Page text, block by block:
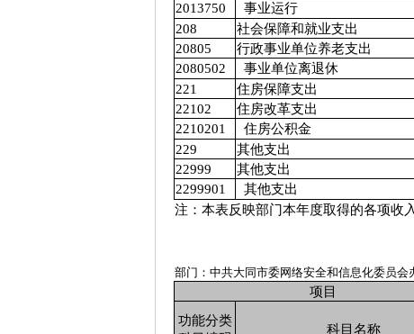
2013750
事业运行
208
社会保障和就业支出
20805
行政事业单位养老支出
2080502
事业单位离退休
221
住房保障支出
22102
住房改革支出
2210201
住房公积金
229
其他支出
22999
其他支出
2299901
其他支出
注：本表反映部门本年度取得的各项收
部门：中共大同市委网络安全和信息化委员会
项目
功能分类
科目名称